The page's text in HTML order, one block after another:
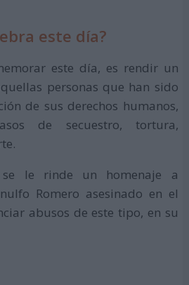
este día?
este día, es rendir un
personas que han sido
de sus derechos humanos,
de secuestro, tortura,
le rinde un homenaje a
Romero asesinado en el
abusos de este tipo, en su